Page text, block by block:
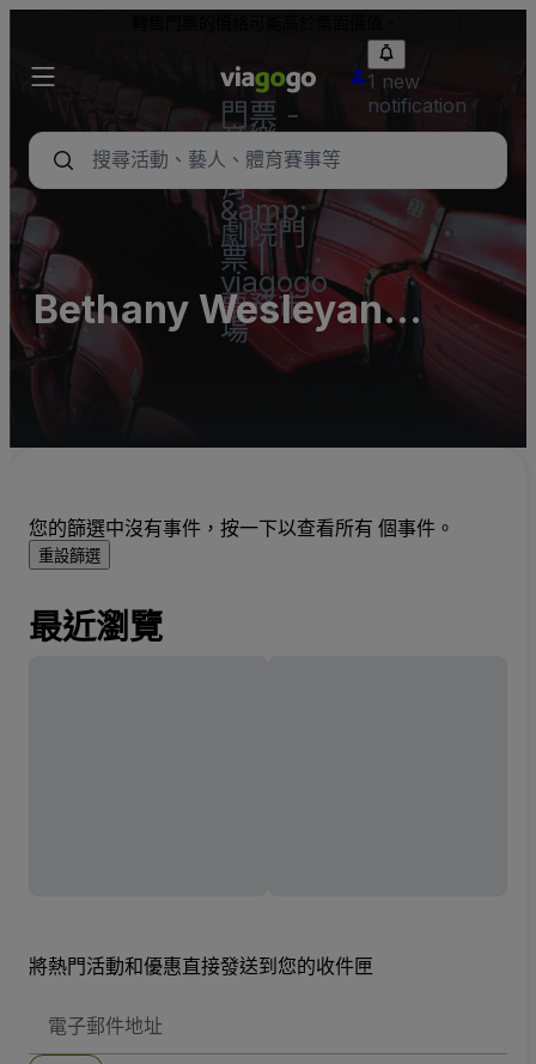
門票 -
音樂
會、體
育
&amp;
劇院門
票 |
viagogo
票務市
場
1 new
notification
Bethany Wesleyan
Church Parking Lots
您的篩選中沒有事件，按一下以查看所有 個事件。
重設篩選
最近瀏覽
將熱門活動和優惠直接發送到您的收件匣
子